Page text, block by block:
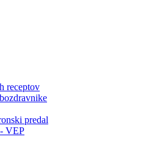
receptov
predal
VEP